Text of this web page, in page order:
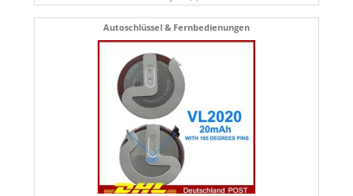
Autoschlüssel & Fernbedienungen